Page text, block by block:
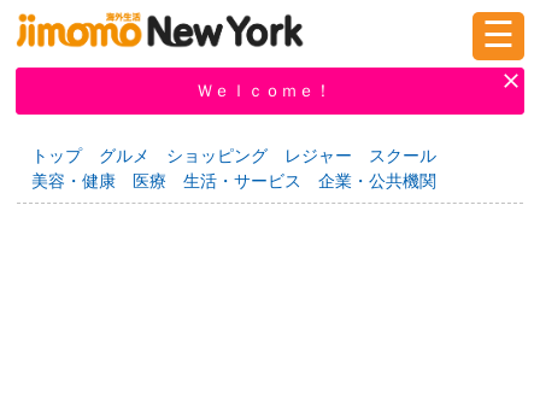
新規登録
掲示板 タウン情報 教えて！
☰
Ｗｅｌｃｏｍｅ！
トップ グルメ ショッピング レジャー
スクール
美容・健康
医療 生活・サービス 企業・公共機関